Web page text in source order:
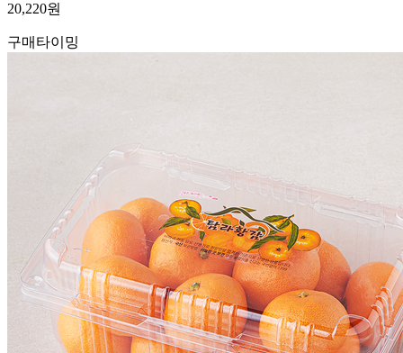
20,220원
구매타이밍